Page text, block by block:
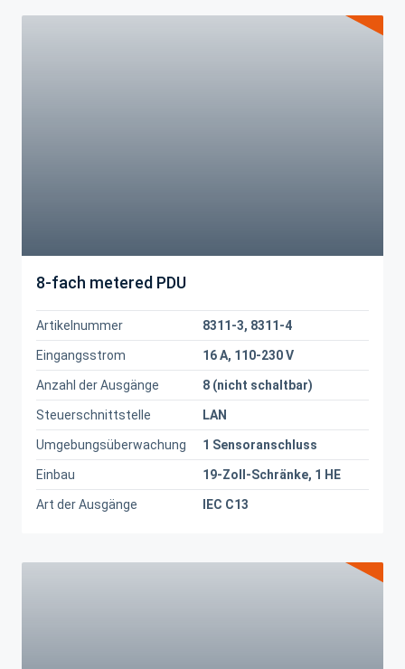
8-fach metered PDU
Artikelnummer 8311-3, 8311-4
Eingangsstrom 16 A, 110-230 V
Anzahl der Ausgänge 8 (nicht schaltbar)
Steuerschnittstelle LAN
Umgebungsüberwachung 1 Sensoranschluss
Einbau 19-Zoll-Schränke, 1 HE
Art der Ausgänge IEC C13